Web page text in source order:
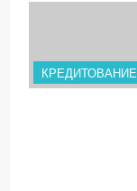
КРЕДИТОВАНИЕ